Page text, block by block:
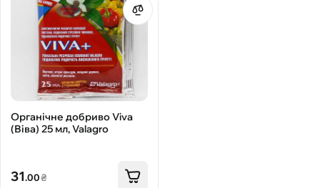
Органічне добриво Viva
(Віва) 25 мл, Valagro
31.00₴